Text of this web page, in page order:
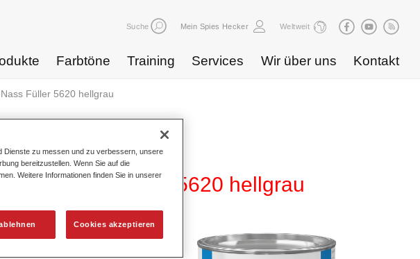
Suche Mein Spies Hecker Weltweit
Farbtöne Training Services Wir über uns Kontakt
Füller 5620 hellgrau
in-Nass Füller 5620 hellgrau
Dienste zu messen und zu verbessern, unsere
bereitzustellen. Wenn Sie auf die
Weitere Informationen finden Sie in unserer
Cookies akzeptieren